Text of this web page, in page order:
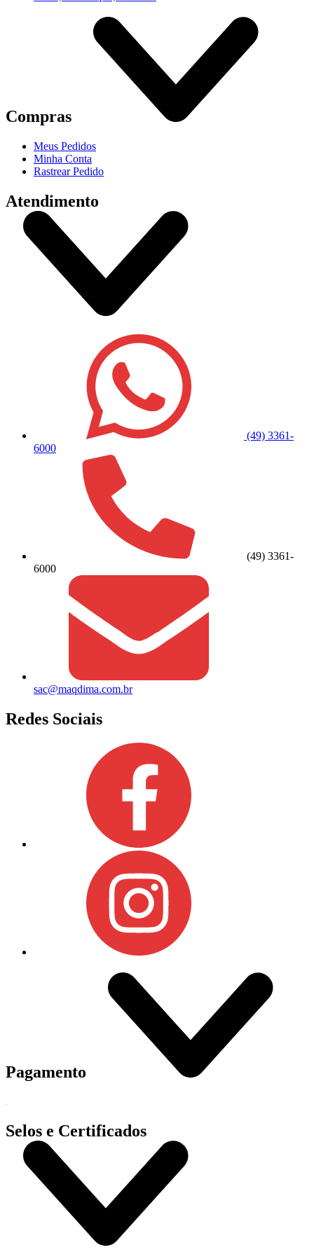
Compras
Meus Pedidos
Minha Conta
Rastrear Pedido
Atendimento
(49) 3361-
6000
(49) 3361-
6000
sac@maqdima.com.br
Redes Sociais
Pagamento
Selos e Certificados